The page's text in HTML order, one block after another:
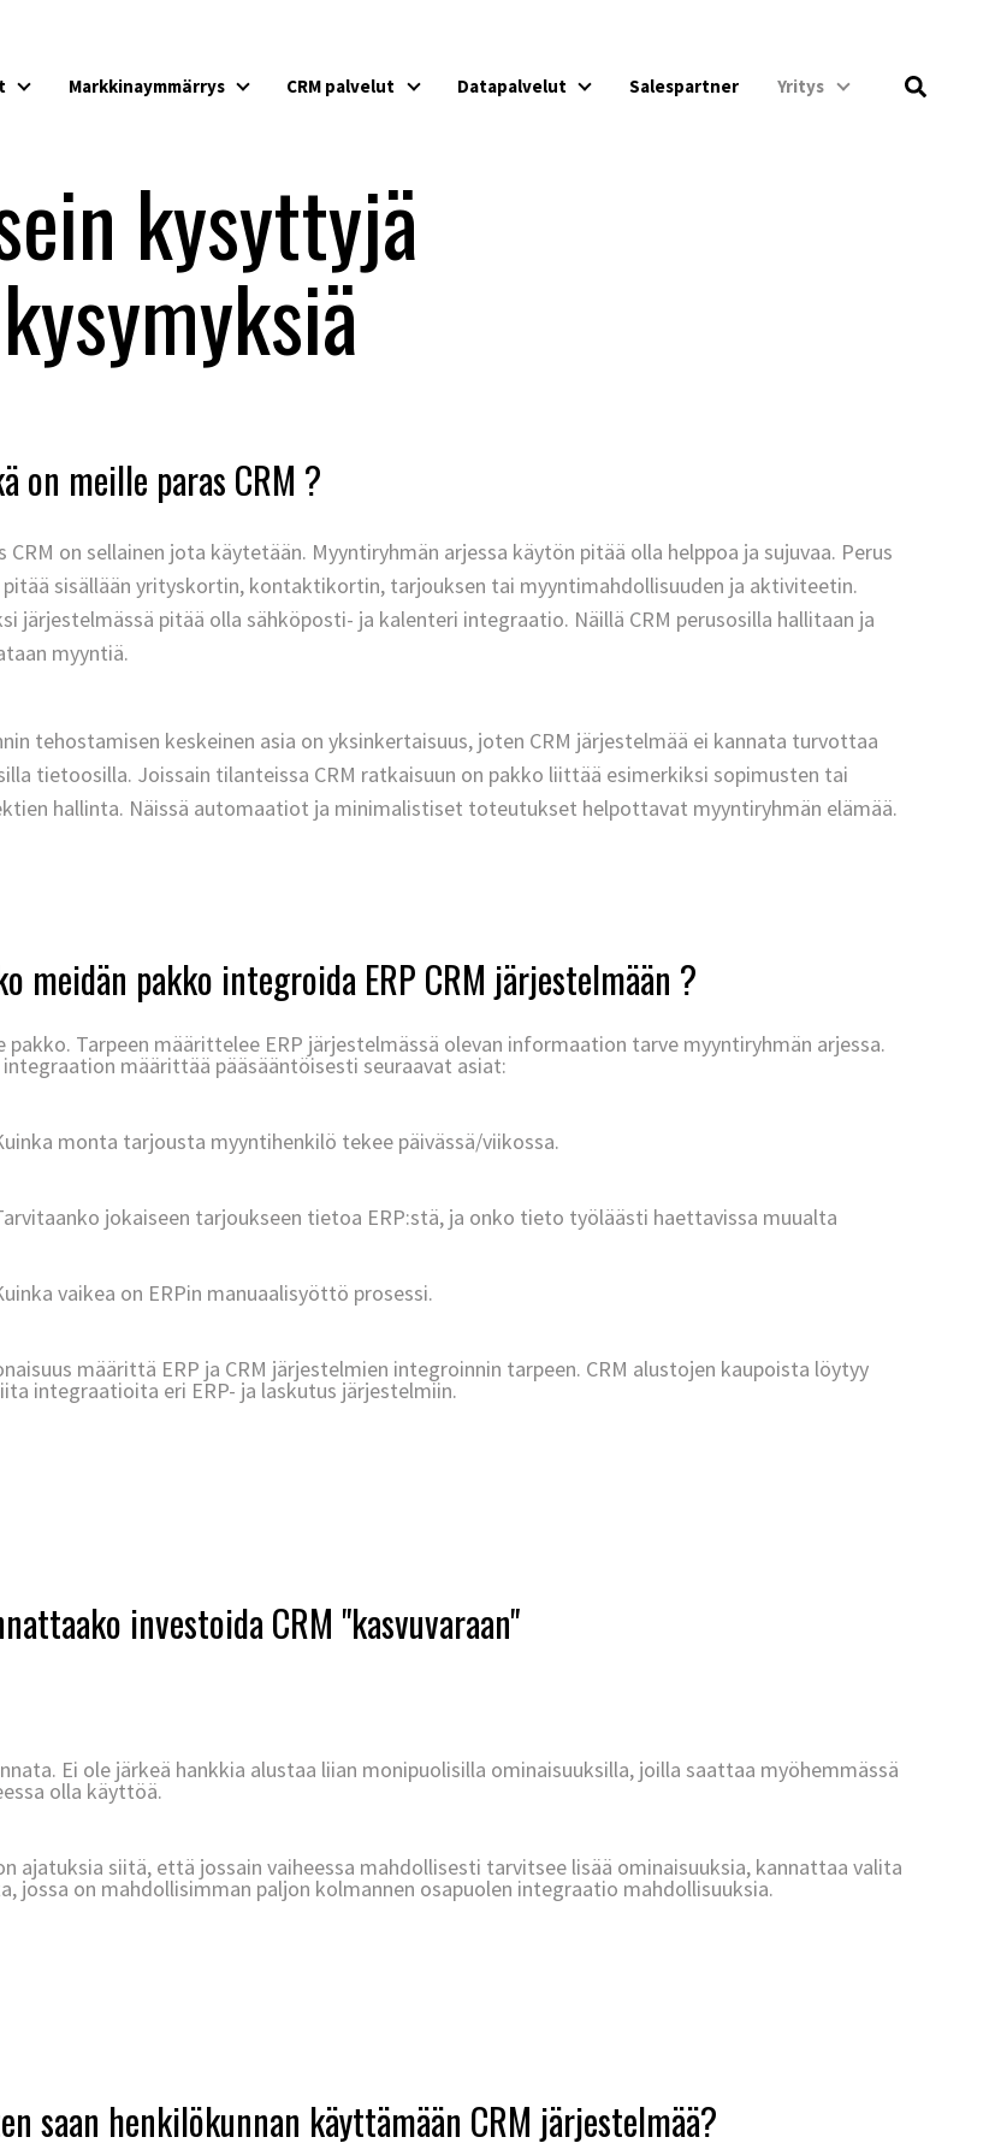
Markkinaymmärrys CRM palvelut Datapalvelut Salespartner Yritys
kysyttyjä
kysymyksiä
on meille paras CRM ?
CRM on sellainen jota käytetään. Myyntiryhmän arjessa käytön pitää olla helppoa ja sujuvaa. Perus
pitää sisällään yrityskortin, kontaktikortin, tarjouksen tai myyntimahdollisuuden ja aktiviteetin.
järjestelmässä pitää olla sähköposti- ja kalenteri integraatio. Näillä CRM perusosilla hallitaan ja
aan myyntiä.
tehostamisen keskeinen asia on yksinkertaisuus, joten CRM järjestelmää ei kannata turvottaa
tietoosilla. Joissain tilanteissa CRM ratkaisuun on pakko liittää esimerkiksi sopimusten tai
hallinta. Näissä automaatiot ja minimalistiset toteutukset helpottavat myyntiryhmän elämää.
meidän pakko integroida ERP CRM järjestelmään ?
pakko. Tarpeen määrittelee ERP järjestelmässä olevan informaation tarve myyntiryhmän arjessa.
integraation määrittää pääsääntöisesti seuraavat asiat:
monta tarjousta myyntihenkilö tekee päivässä/viikossa.
jokaiseen tarjoukseen tietoa ERP:stä, ja onko tieto työläästi haettavissa muualta
vaikea on ERPin manuaalisyöttö prosessi.
määrittä ERP ja CRM järjestelmien integroinnin tarpeen. CRM alustojen kaupoista löytyy
integraatioita eri ERP- ja laskutus järjestelmiin.
investoida CRM "kasvuvaraan"
Ei ole järkeä hankkia alustaa liian monipuolisilla ominaisuuksilla, joilla saattaa myöhemmässä
olla käyttöä.
ajatuksia siitä, että jossain vaiheessa mahdollisesti tarvitsee lisää ominaisuuksia, kannattaa valita
jossa on mahdollisimman paljon kolmannen osapuolen integraatio mahdollisuuksia.
saan henkilökunnan käyttämään CRM järjestelmää?